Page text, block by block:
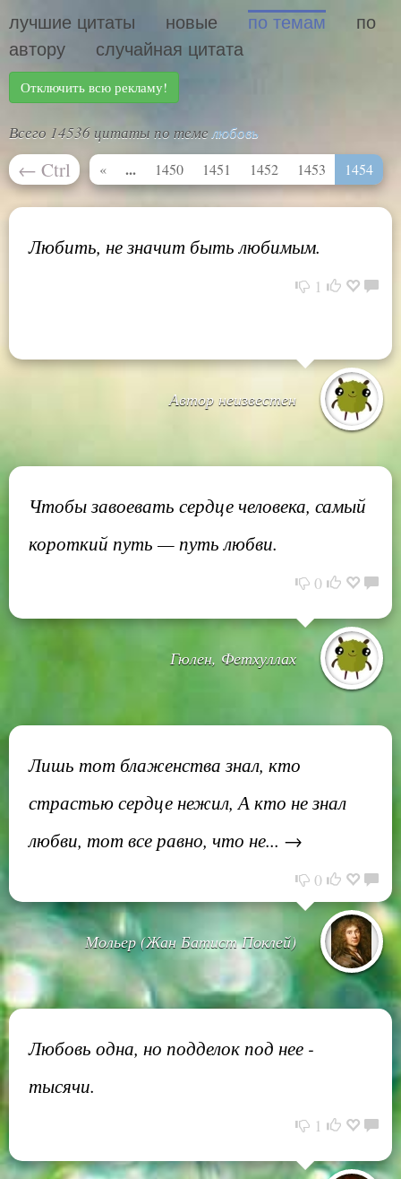
лучшие цитаты новые по темам
по
автору
случайная цитата
Отключить всю рекламу!
Всего 14536 цитаты по темелюбовь
← Ctrl « ... 1450 1451 1452 1453 1454
Любить, не значит быть любимым.
1
Автор неизвестен
Чтобы завоевать сердце человека, самый
короткий путь — путь любви.
0
Гюлен, Фетхуллах
Лишь тот блаженства знал, кто
страстью сердце нежил, А кто не знал
любви, тот все равно, что не... →
0
Мольер (Жан Батист Поклей)
Любовь одна, но подделок под нее -
тысячи.
1